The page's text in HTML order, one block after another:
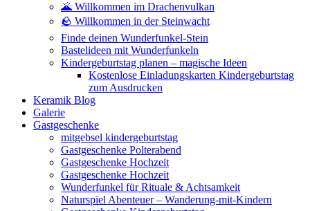
🌋 Willkommen im Drachenvulkan
🪨 Willkommen in der Steinwacht
Finde deinen Wunderfunkel-Stein
Bastelideen mit Wunderfunkeln
Kindergeburtstag planen – magische Ideen
Kostenlose Einladungskarten Kindergeburtstag
zum Ausdrucken
Keramik Blog
Galerie
Gastgeschenke
mitgebsel kindergeburtstag
Gastgeschenke Polterabend
Gastgeschenke Hochzeit
Gastgeschenke Hochzeit
Wunderfunkel für Rituale & Achtsamkeit
Naturspiel Abenteuer – Wanderung-mit-Kindern